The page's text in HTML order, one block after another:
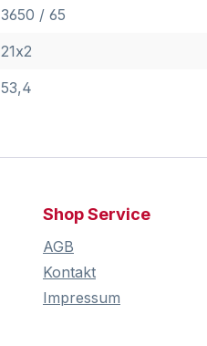
3650 / 65
21x2
53,4
Shop Service
AGB
Kontakt
Impressum